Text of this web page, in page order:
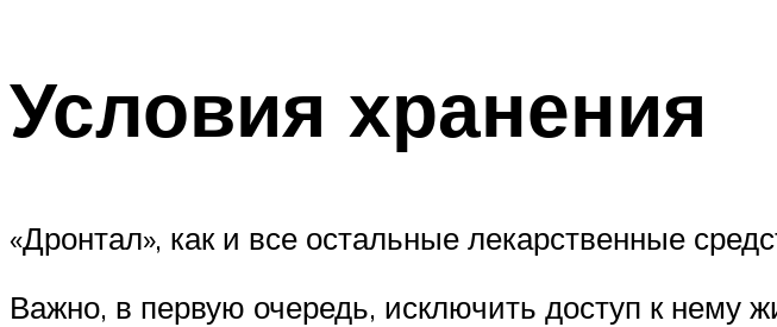
Условия хранения
«Дронтал», как и все остальные лекарственные
Важно, в первую очередь, исключить доступ к нему